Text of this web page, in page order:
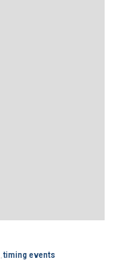
,timing events